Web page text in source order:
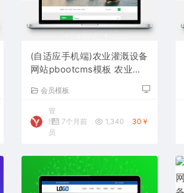
(自适应手机端)农业灌溉设备
网站pbootcms模板 农业机
会员模板
管
理
员
7个月前 1,340 30￥